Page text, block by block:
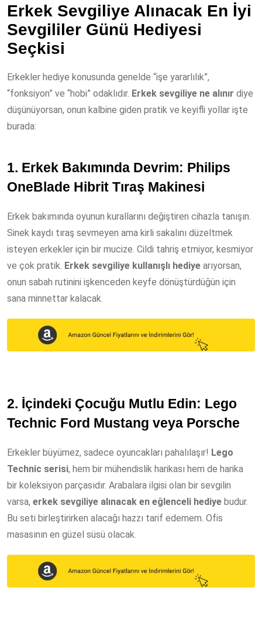
Erkek Sevgiliye Alınacak En İyi
Sevgililer Günü Hediyesi
Seçkisi
Erkekler hediye konusunda genelde “işe yararlılık”,
“fonksiyon” ve “hobi” odaklıdır. Erkek sevgiliye ne alınır diye
düşünüyorsan, onun kalbine giden pratik ve keyifli yollar işte
burada:
1. Erkek Bakımında Devrim: Philips
OneBlade Hibrit Tıraş Makinesi
Erkek bakımında oyunun kurallarını değiştiren cihazla tanışın.
Sinek kaydı tıraş sevmeyen ama kirli sakalını düzeltmek
isteyen erkekler için bir mucize. Cildi tahriş etmiyor, kesmiyor
ve çok pratik. Erkek sevgiliye kullanışlı hediye arıyorsan,
onun sabah rutinini işkenceden keyfe dönüştürdüğün için
sana minnettar kalacak.
2. İçindeki Çocuğu Mutlu Edin: Lego
Technic Ford Mustang veya Porsche
Erkekler büyümez, sadece oyuncakları pahalılaşır! Lego
Technic serisi, hem bir mühendislik harikası hem de harika
bir koleksiyon parçasıdır. Arabalara ilgisi olan bir sevgilin
varsa, erkek sevgiliye alınacak en eğlenceli hediye budur.
Bu seti birleştirirken alacağı hazzı tarif edemem. Ofis
masasının en güzel süsü olacak.